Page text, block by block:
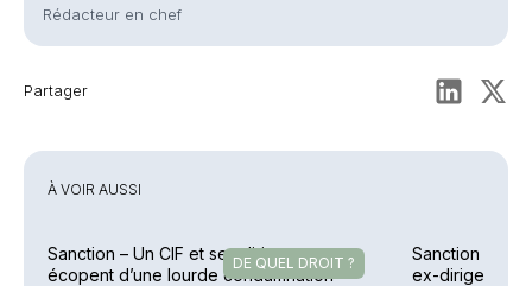
Rédacteur en chef
Partager
À VOIR AUSSI
DE QUEL DROIT ?
Sanction – Un CIF et ses dirigeants
écopent d’une lourde condamnation
Sanction –
ex-dirigeants